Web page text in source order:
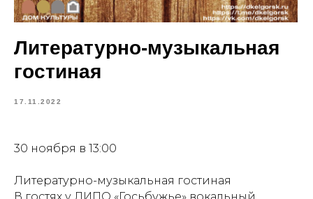
Литературно-музыкальная
гостиная
17.11.2022
30 ноября в 13:00
Литературно-музыкальная гостиная